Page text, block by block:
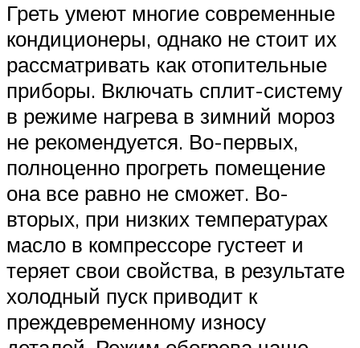
Греть умеют многие современные
кондиционеры, однако не стоит их
рассматривать как отопительные
приборы. Включать сплит-систему
в режиме нагрева в зимний мороз
не рекомендуется. Во-первых,
полноценно прогреть помещение
она все равно не сможет. Во-
вторых, при низких температурах
масло в компрессоре густеет и
теряет свои свойства, в результате
холодный пуск приводит к
преждевременному износу